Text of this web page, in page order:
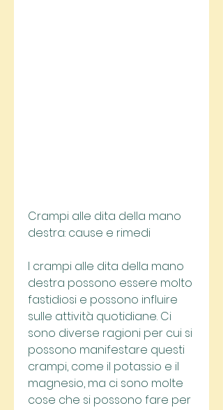
Crampi alle dita della mano
destra: cause e rimedi
I crampi alle dita della mano
destra possono essere molto
fastidiosi e possono influire
sulle attività quotidiane. Ci
sono diverse ragioni per cui si
possono manifestare questi
crampi, come il potassio e il
magnesio, ma ci sono molte
cose che si possono fare per